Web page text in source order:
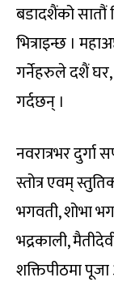
बडादशैंको सातौं
भित्राइन्छ ।
गर्नेहरुले दशैं
गर्दछन् ।
नवरात्रभर दुर्गा
स्तोत्र एवम्
भगवती, शोभा
भद्रकाली,
शक्तिपीठमा